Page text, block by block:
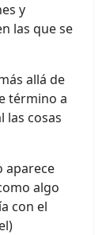
y
las que se
allá de
término a
las cosas
aparece
algo
con el